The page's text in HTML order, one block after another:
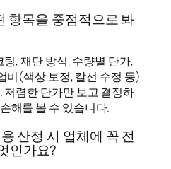
항목을 중점적으로 봐
, 재단 방식, 수량별 단가,
비(색상 보정, 칼선 수정 등)
저렴한 단가만 보고 결정하
해를 볼 수 있습니다.
산정 시 업체에 꼭 전
인가요?